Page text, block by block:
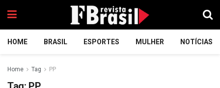
HOME BRASIL ESPORTES MULHER NOTÍCIAS
Home Tag PP